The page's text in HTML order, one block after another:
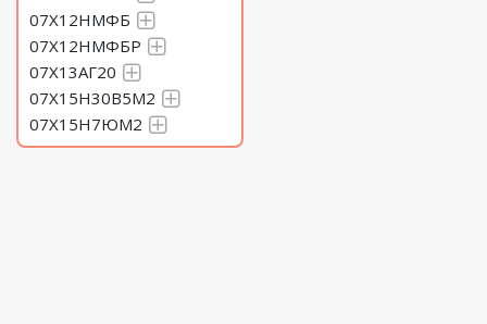
07Х12НМФБ
07Х12НМФБР
07Х13АГ20
07Х15Н30В5М2
07Х15Н7ЮМ2